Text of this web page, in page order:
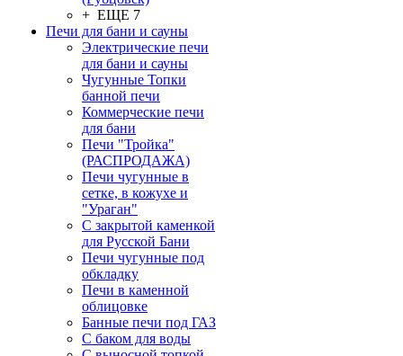
+ ЕЩЕ 7
Печи для бани и сауны
Электрические печи
для бани и сауны
Чугунные Топки
банной печи
Коммерческие печи
для бани
Печи "Тройка"
(РАСПРОДАЖА)
Печи чугунные в
сетке, в кожухе и
"Ураган"
С закрытой каменкой
для Русской Бани
Печи чугунные под
обкладку
Печи в каменной
облицовке
Банные печи под ГАЗ
С баком для воды